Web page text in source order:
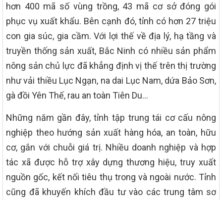
hơn 400 mã số vùng trồng, 43 mã cơ sở đóng gói
phục vụ xuất khẩu. Bên cạnh đó, tỉnh có hơn 27 triệu
con gia súc, gia cầm. Với lợi thế về địa lý, hạ tầng và
truyền thống sản xuất, Bắc Ninh có nhiều sản phẩm
nông sản chủ lực đã khẳng định vị thế trên thị trường
như vải thiều Lục Ngạn, na dai Lục Nam, dứa Bảo Sơn,
gà đồi Yên Thế, rau an toàn Tiên Du…
Những năm gần đây, tỉnh tập trung tái cơ cấu nông
nghiệp theo hướng sản xuất hàng hóa, an toàn, hữu
cơ, gắn với chuỗi giá trị. Nhiều doanh nghiệp và hợp
tác xã được hỗ trợ xây dựng thương hiệu, truy xuất
nguồn gốc, kết nối tiêu thụ trong và ngoài nước. Tỉnh
cũng đã khuyến khích đầu tư vào các trung tâm sơ